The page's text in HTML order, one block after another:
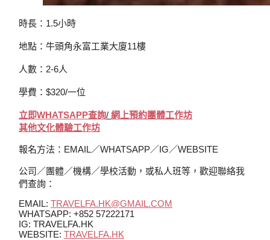
時長：1.5小時
地點：牛頭角永富工業大廈11樓
人數：2-6人
學費：$320/一位
立即WHATSAPP查詢/網上預約團體工作坊
其他文化體驗工作坊
報名方法：EMAIL／WHATSAPP／IG／WEBSITE
公司／團體／機構／學校活動，或私人班等，歡迎聯絡我
們查詢：
EMAIL:TRAVELFA.HK@GMAIL.COM
WHATSAPP: +852 57222171
IG: TRAVELFA.HK
WEBSITE:TRAVELFA.HK